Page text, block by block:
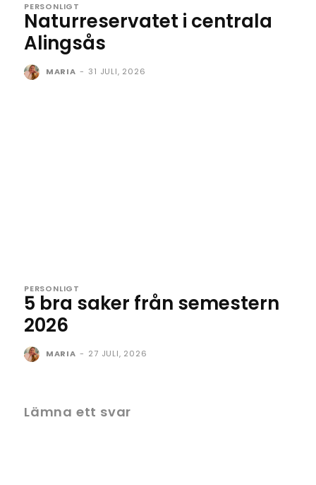
PERSONLIGT
Naturreservatet i centrala
Alingsås
MARIA - 31 JULI, 2026
PERSONLIGT
5 bra saker från semestern
2026
MARIA - 27 JULI, 2026
Lämna ett svar